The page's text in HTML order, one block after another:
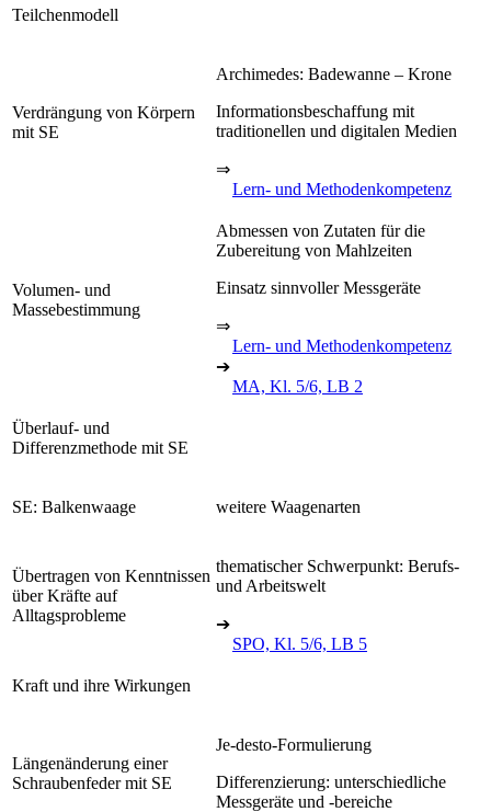
Teilchenmodell
Verdrängung von Körpern
mit SE
Archimedes: Badewanne – Krone
Informationsbeschaffung mit
traditionellen und digitalen Medien
⇒
Lern- und Methodenkompetenz
Volumen- und
Massebestimmung
Abmessen von Zutaten für die
Zubereitung von Mahlzeiten
Einsatz sinnvoller Messgeräte
⇒
Lern- und Methodenkompetenz
➔
MA, Kl. 5/6, LB 2
Überlauf- und
Differenzmethode mit SE
SE: Balkenwaage weitere Waagenarten
Übertragen von Kenntnissen
über Kräfte auf
Alltagsprobleme
thematischer Schwerpunkt: Berufs-
und Arbeitswelt
➔
SPO, Kl. 5/6, LB 5
Kraft und ihre Wirkungen
Längenänderung einer
Schraubenfeder mit SE
Je-desto-Formulierung
Differenzierung: unterschiedliche
Messgeräte und -bereiche